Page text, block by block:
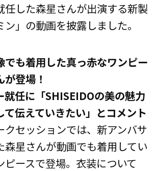
任した森星さんが出演する新製
」の動画を披露しました。
も着用した真っ赤なワンピー
登場！
就任に「SHISEIDOの美の魅力
て伝えていきたい」とコメント
セッションでは、新アンバサ
森星さんが動画でも着用してい
ピースで登場。衣装について